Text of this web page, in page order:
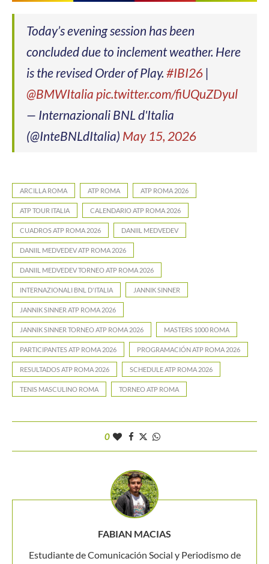
Today’s evening session has been
concluded due to inclement weather. Here
is the revised Order of Play. #IBI26 |
@BMWItalia pic.twitter.com/fiUQuZDyul
— Internazionali BNL d'Italia
(@InteBNLdItalia) May 15, 2026
ARCILLA ROMA ATP ROMA ATP ROMA 2026
ATP TOUR ITALIA CALENDARIO ATP ROMA 2026
CUADROS ATP ROMA 2026 DANIIL MEDVEDEV
DANIIL MEDVEDEV ATP ROMA 2026
DANIIL MEDVEDEV TORNEO ATP ROMA 2026
INTERNAZIONALI BNL D'ITALIA JANNIK SINNER
JANNIK SINNER ATP ROMA 2026
JANNIK SINNER TORNEO ATP ROMA 2026 MASTERS 1000 ROMA
PARTICIPANTES ATP ROMA 2026 PROGRAMACIÓN ATP ROMA 2026
RESULTADOS ATP ROMA 2026 SCHEDULE ATP ROMA 2026
TENIS MASCULINO ROMA TORNEO ATP ROMA
0
FABIAN MACIAS
Estudiante de Comunicación Social y Periodismo de